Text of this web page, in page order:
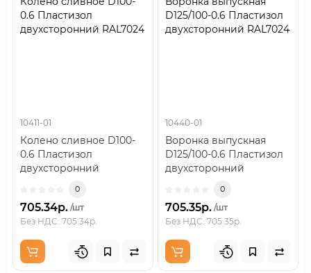
0.6 Пластизол
двухсторонний RAL7024
10411-01
Колено сливное D100-
0.6 Пластизол
двухсторонний
0
705.34р. /шт
Без НДС: 705.34р.
D125/100-0.6 Пластизол
двухсторонний RAL7024
10440-01
Воронка выпускная
D125/100-0.6 Пластизол
двухсторонний
0
705.35р. /шт
Без НДС: 705.35р.